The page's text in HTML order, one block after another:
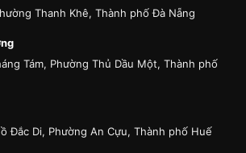
Thanh Khê, Thành phố Đà Nẵng
Tám, Phường Thủ Dầu Một, Thành phố
Đắc Di, Phường An Cựu, Thành phố Huế